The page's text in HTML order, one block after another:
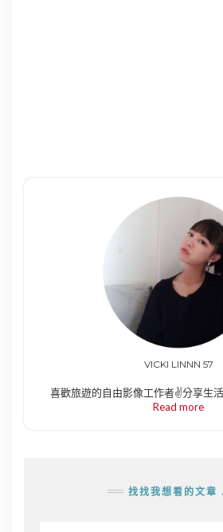
VICKI LINNN 57
喜歡旅遊的自由影像工作者✌️分享生
Read more
找找我想看的文章